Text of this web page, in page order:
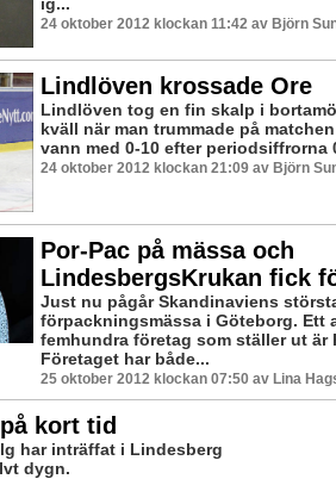
ig...
24 oktober 2012 klockan 11:42 av Björn
Lindlöven krossade Ore
Lindlöven tog en fin skalp i
kväll när man trummade på
vann med 0-10 efter periodsiffrorna
24 oktober 2012 klockan 21:09 av Björn
Por-Pac på mässa och
LindesbergsKrukan fick
Just nu pågår Skandinaviens
förpackningsmässa i Göteborg. Ett
femhundra företag som ställer ut är
Företaget har både...
25 oktober 2012 klockan 07:50 av Lina
kort tid
har inträffat i Lindesberg
dygn.